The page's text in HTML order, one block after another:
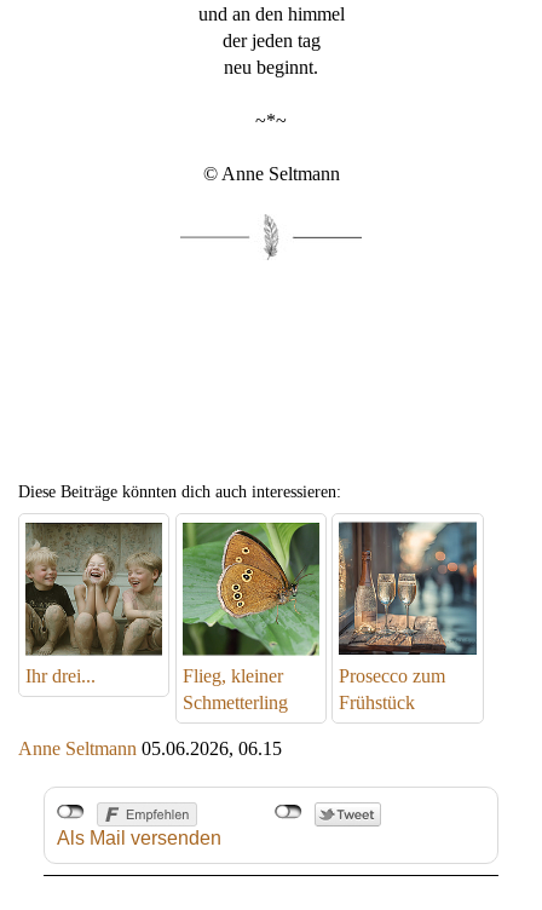
und an den himmel
der jeden tag
neu beginnt.
~*~
© Anne Seltmann
Diese Beiträge könnten dich auch interessieren:
Ihr drei...
Flieg, kleiner
Schmetterling
Prosecco zum
Frühstück
Anne Seltmann 05.06.2026, 06.15
Als Mail versenden